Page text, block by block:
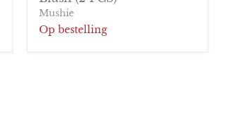
Blush
(2
PCS)
Mushie
Op bestelling